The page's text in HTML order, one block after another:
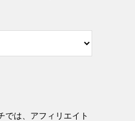
では、アフィリエイト